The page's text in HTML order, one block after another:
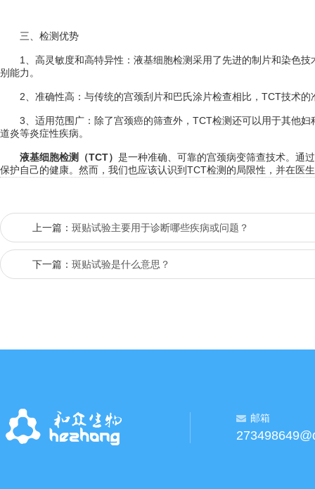
三、检测优势
1、高灵敏度和高特异性：液基细胞检测采用了先进的制片和染色技
别能力。
2、准确性高：与传统的宫颈刮片和巴氏涂片检查相比，TCT技术的
3、适用范围广：除了宫颈癌的筛查外，TCT检测还可以用于其他妇
道炎等炎症性疾病。
液基细胞检测（TCT） 是一种准确、可靠的宫颈病变筛查技术。通
保护自己的健康。然而，我们也应该认识到TCT检测的局限性，并在医
上一篇： 斑贴试验主要用于诊断哪些疾病或问题？
下一篇： 斑贴试验是什么意思？
邮箱